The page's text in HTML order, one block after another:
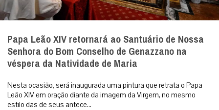
Papa Leão XIV retornará ao Santuário de Nossa
Senhora do Bom Conselho de Genazzano na
véspera da Natividade de Maria
Nesta ocasião, será inaugurada uma pintura que retrata o Papa
Leão XIV em oração diante da imagem da Virgem, no mesmo
estilo das de seus antece...